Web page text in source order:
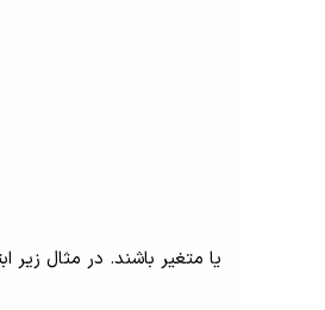
یا متغیر باشند. در مثال زیر ابتدا اعداد 100 و 50 درون متغیرها قرار گرفته و سپس از متغیرها در